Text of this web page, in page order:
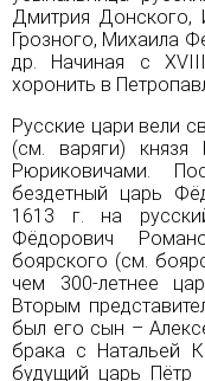
Дмитрия Донского,
Грозного, Михаила
др. Начиная с
хоронить в
Русские цари вели
(см. варяги) князя
Рюриковичами.
бездетный царь
1613 г. на
Фёдорович
боярского (см.
чем 300-летнее
Вторым
был его сын –
брака с Натальей
будущий царь Пётр